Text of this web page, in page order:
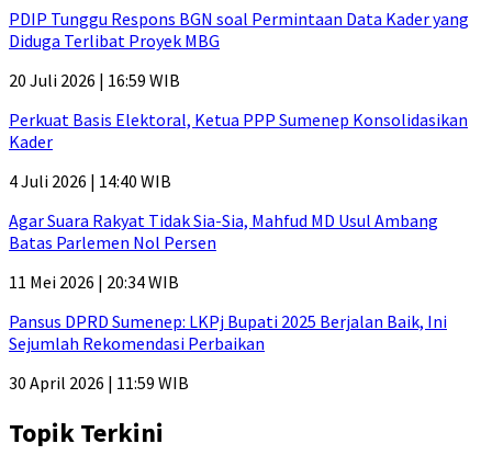
PDIP Tunggu Respons BGN soal Permintaan Data Kader yang
Diduga Terlibat Proyek MBG
20 Juli 2026 | 16:59 WIB
Perkuat Basis Elektoral, Ketua PPP Sumenep Konsolidasikan
Kader
4 Juli 2026 | 14:40 WIB
Agar Suara Rakyat Tidak Sia-Sia, Mahfud MD Usul Ambang
Batas Parlemen Nol Persen
11 Mei 2026 | 20:34 WIB
Pansus DPRD Sumenep: LKPj Bupati 2025 Berjalan Baik, Ini
Sejumlah Rekomendasi Perbaikan
30 April 2026 | 11:59 WIB
Topik Terkini